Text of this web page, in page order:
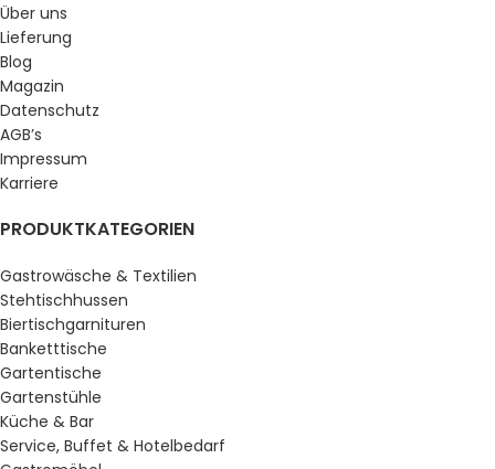
Über uns
Lieferung
Blog
Magazin
Datenschutz
AGB’s
Impressum
Karriere
PRODUKTKATEGORIEN
Gastrowäsche & Textilien
Stehtischhussen
Biertischgarnituren
Banketttische
Gartentische
Gartenstühle
Küche & Bar
Service, Buffet & Hotelbedarf